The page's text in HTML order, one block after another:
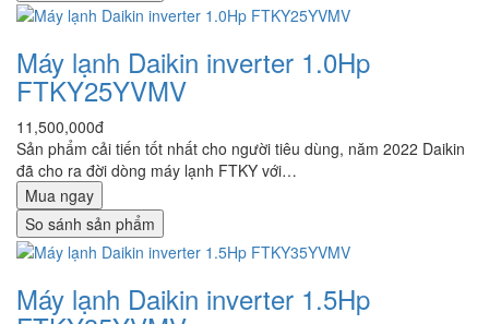
Máy lạnh Daikin inverter 1.0Hp
FTKY25YVMV
11,500,000đ
Sản phẩm cải tiến tốt nhất cho người tiêu dùng, năm 2022 Daikin
đã cho ra đời dòng máy lạnh FTKY với…
Mua ngay
So sánh sản phẩm
Máy lạnh Daikin inverter 1.5Hp